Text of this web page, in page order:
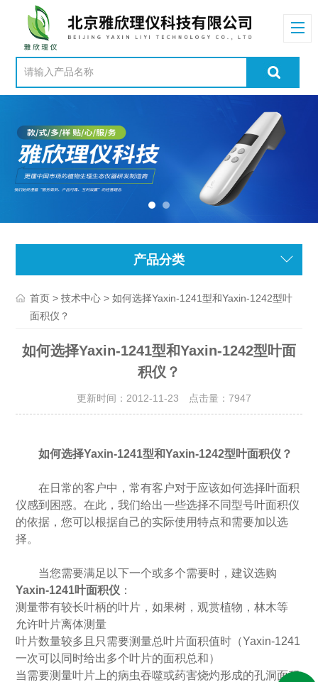
产品分类
首页 >技术中心 > 如何选择Yaxin-1241型和Yaxin-1242型叶
面积仪？
如何选择Yaxin-1241型和Yaxin-1242型叶面
积仪？
更新时间：2012-11-23 点击量： 7947
如何选择Yaxin-1241型和Yaxin-1242型叶面积仪？
在日常的客户中，常有客户对于应该如何选择叶面积
仪感到困惑。在此，我们给出一些选择不同型号叶面积仪
的依据，您可以根据自己的实际使用特点和需要加以选
择。
当您需要满足以下一个或多个需要时 ，建议选购
Yaxin-1241叶面积仪 ：
测量带有较长叶柄的叶片，如果树，观赏植物，林木等
允许叶片离体测量
叶片数量较多且只需要测量总叶片面积值时 （Yaxin-1241
一次可以同时给出多个叶片的面积总和）
当需要测量叶片上的病虫吞噬或药害烧灼形成的孔洞面积